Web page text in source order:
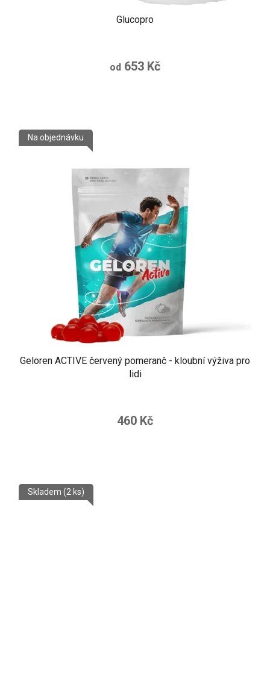
Glucopro
od 653 Kč
Geloren ACTIVE červený pomeranč - kloubní výživa pro
lidi
Na objednávku
460 Kč
Skladem (2 ks)